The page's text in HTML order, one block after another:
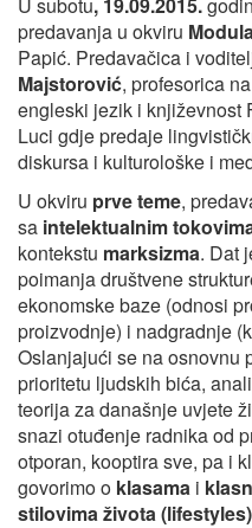
predavanja u okviru
Papić. Predavačica i
Majstorović, profesorica
engleski jezik i književnost
Luci gdje predaje
diskursa i kulturološke i
U okviru prve teme,
sa intelektualnim
kontekstu marksizma. Dat
poimanja društvene
ekonomske baze (odnosi
proizvodnje) i nadgradnje
Oslanjajući se na osnovnu
prioritetu ljudskih bića,
teorija za današnje uvjete
snazi otuđenje radnika od
otporan, kooptira sve, pa i
govorimo o klasama i
stilovima života (lifestyles)